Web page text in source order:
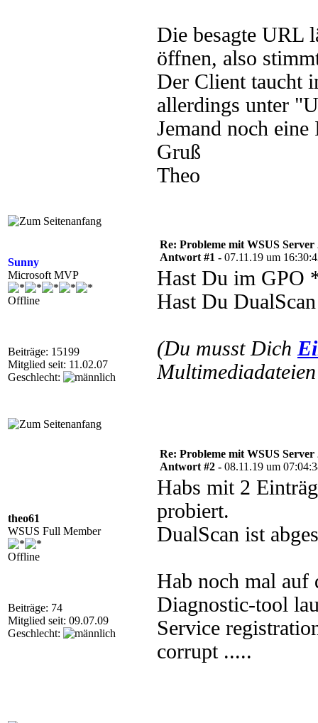
Die besagte URL
öffnen, also
Der Client taucht
allerdings unter
Jemand noch eine
Gruß
Theo
Sunny
Microsoft MVP
Offline
Beiträge: 15199
Mitglied seit: 11.02.07
Geschlecht:
Re: Probleme mit WSUS Server
Antwort #1 - 07.11.19 um
Hast Du im GPO
Hast Du
(Du musst Dich
theo61
WSUS Full Member
Offline
Beiträge: 74
Mitglied seit: 09.07.09
Geschlecht:
Re: Probleme mit WSUS Server
Antwort #2 - 08.11.19 um
Habs mit 2
probiert.
DualScan ist
Hab noch mal
Diagnostic-tool
Service
corrupt .....